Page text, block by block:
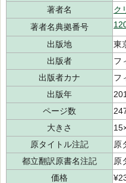
著者名
ク
著者名典拠番号
出版地
東
出版者
フ
出版者カナ
フ
出版年
ページ数
大きさ
原タイトル注記
原
都立翻訳原書名注記
原
価格